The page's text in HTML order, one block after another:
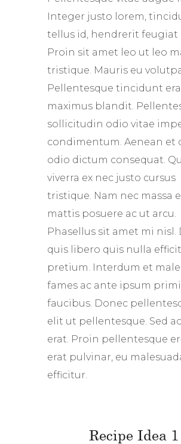
Integer justo lorem,
tellus id, hendrerit feugiat
Proin sit amet leo ut leo
tristique. Mauris eu
Pellentesque tincidunt
maximus blandit.
sollicitudin odio vitae
condimentum. Aenean et
odio dictum consequat.
viverra ex nec justo cursus
tristique. Nam nec massa
mattis posuere ac ut arcu.
Phasellus sit amet mi nisl.
quis libero quis nulla
pretium. Interdum et
fames ac ante ipsum
faucibus. Donec
elit ut pellentesque. Sed
erat. Proin pellentesque
erat pulvinar, eu
efficitur.
Recipe Idea 1